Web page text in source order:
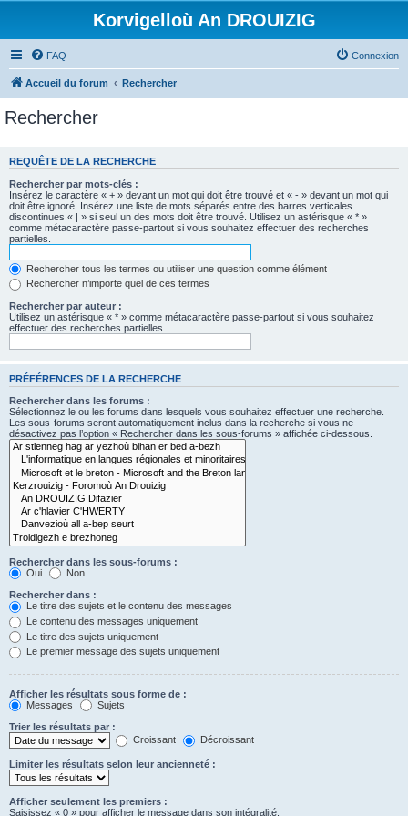
Korvigelloù An DROUIZIG
FAQ Connexion
Accueil du forum Rechercher
Rechercher
REQUÊTE DE LA RECHERCHE
Rechercher par mots-clés :
Insérez le caractère « + » devant un mot qui doit être trouvé et « - » devant un mot qui
doit être ignoré. Insérez une liste de mots séparés entre des barres verticales
discontinues « | » si seul un des mots doit être trouvé. Utilisez un astérisque « * »
comme métacaractère passe-partout si vous souhaitez effectuer des recherches
partielles.
Rechercher tous les termes ou utiliser une question comme élément
Rechercher n’importe quel de ces termes
Rechercher par auteur :
Utilisez un astérisque « * » comme métacaractère passe-partout si vous souhaitez
effectuer des recherches partielles.
PRÉFÉRENCES DE LA RECHERCHE
Rechercher dans les forums :
Sélectionnez le ou les forums dans lesquels vous souhaitez effectuer une recherche.
Les sous-forums seront automatiquement inclus dans la recherche si vous ne
désactivez pas l’option « Rechercher dans les sous-forums » affichée ci-dessous.
Rechercher dans les sous-forums :
Oui
Non
Rechercher dans :
Le titre des sujets et le contenu des messages
Le contenu des messages uniquement
Le titre des sujets uniquement
Le premier message des sujets uniquement
Afficher les résultats sous forme de :
Messages
Sujets
Trier les résultats par :
Croissant
Décroissant
Limiter les résultats selon leur ancienneté :
Afficher seulement les premiers :
Saisissez « 0 » pour afficher le message dans son intégralité.